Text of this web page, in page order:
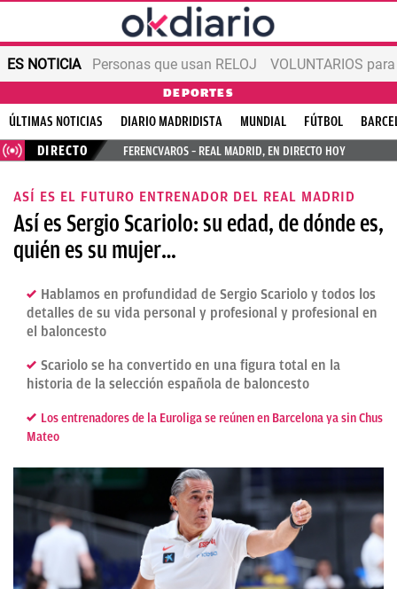
ES NOTICIA Personas que usan RELOJ VOLUNTARIOS
DEPORTES
ÚLTIMAS NOTICIAS DIARIO MADRIDISTA MUNDIAL FÚTBOL
DIRECTO
FERENCVAROS – REAL MADRID, EN DIRECTO HOY
ASÍ ES EL FUTURO ENTRENADOR DEL REAL MADRID
Así es Sergio Scariolo: su edad, de dónde es,
quién es su mujer…
Hablamos en profundidad de Sergio Scariolo y todos los
detalles de su vida personal y profesional y profesional en
el baloncesto
Scariolo se ha convertido en una figura total en la
historia de la selección española de baloncesto
Los entrenadores de la Euroliga se reúnen en Barcelona ya sin Chus
Mateo